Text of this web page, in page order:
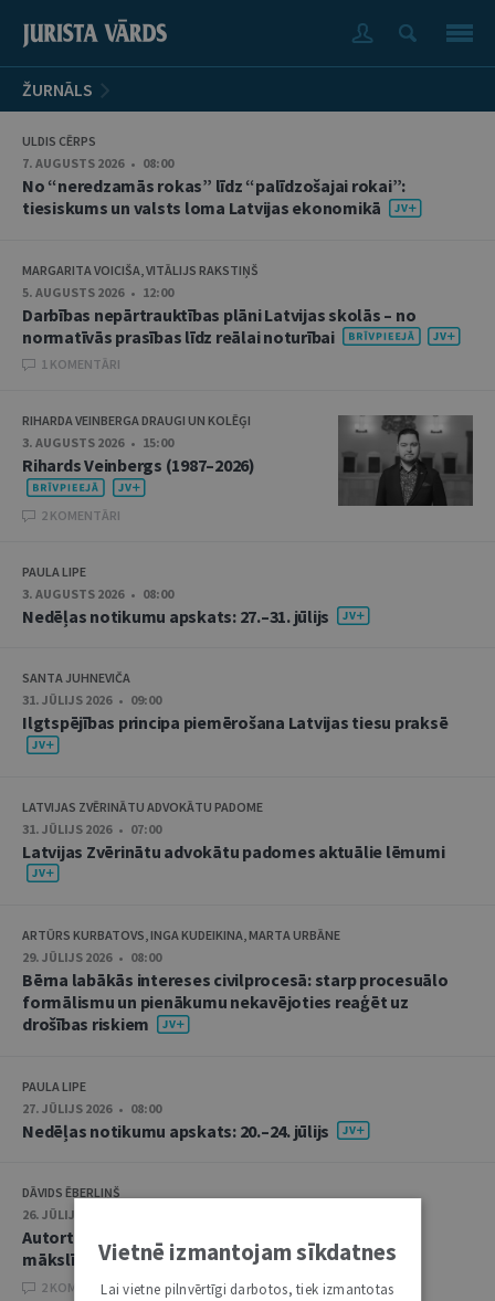
ŽURNĀLS
ULDIS CĒRPS
7. AUGUSTS 2026 • 08:00
No “neredzamās rokas” līdz “palīdzošajai rokai”:
tiesiskums un valsts loma Latvijas ekonomikā
MARGARITA VOICIŠA, VITĀLIJS RAKSTIŅŠ
5. AUGUSTS 2026 • 12:00
Darbības nepārtrauktības plāni Latvijas skolās – no
normatīvās prasības līdz reālai noturībai
1 KOMENTĀRI
RIHARDA VEINBERGA DRAUGI UN KOLĒĢI
3. AUGUSTS 2026 • 15:00
Rihards Veinbergs (1987–2026)
2 KOMENTĀRI
PAULA LIPE
3. AUGUSTS 2026 • 08:00
Nedēļas notikumu apskats: 27.–31. jūlijs
SANTA JUHNEVIČA
31. JŪLIJS 2026 • 09:00
Ilgtspējības principa piemērošana Latvijas tiesu praksē
LATVIJAS ZVĒRINĀTU ADVOKĀTU PADOME
31. JŪLIJS 2026 • 07:00
Latvijas Zvērinātu advokātu padomes aktuālie lēmumi
ARTŪRS KURBATOVS, INGA KUDEIKINA, MARTA URBĀNE
29. JŪLIJS 2026 • 08:00
Bērna labākās intereses civilprocesā: starp procesuālo
formālismu un pienākumu nekavējoties reaģēt uz
drošības riskiem
PAULA LIPE
27. JŪLIJS 2026 • 08:00
Nedēļas notikumu apskats: 20.–24. jūlijs
DĀVIDS ĒBERLIŅŠ
26. JŪLIJS 2026 • 08:00
Autortiesību subjekta un objekta juridiskie aspekti
mākslīgā intelekta kontekstā
2 KOMENTĀRI
Vietnē izmantojam sīkdatnes
Lai vietne pilnvērtīgi darbotos, tiek izmantotas